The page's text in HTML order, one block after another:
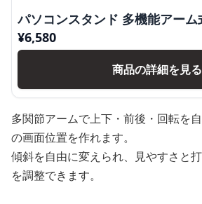
パソコンスタンド 多機能アーム
¥6,580
商品の詳細を見る
多関節アームで上下・前後・回転を
の画面位置を作れます。
傾斜を自由に変えられ、見やすさと
を調整できます。